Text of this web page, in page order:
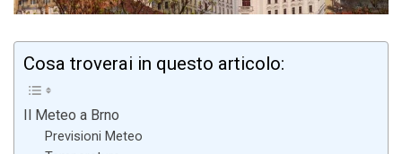
Cosa troverai in questo articolo:
Il Meteo a Brno
Previsioni Meteo